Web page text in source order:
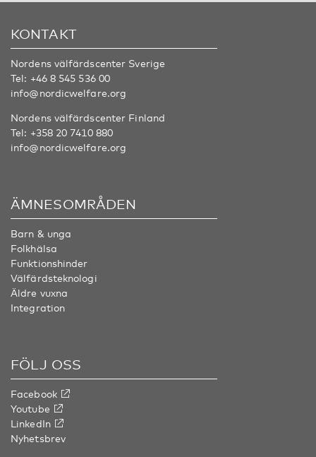
KONTAKT
Nordens välfärdscenter Sverige
Tel: +46 8 545 536 00
info@nordicwelfare.org
Nordens välfärdscenter Finland
Tel: +358 20 7410 880
info@nordicwelfare.org
ÄMNESOMRÅDEN
Barn & unga
Folkhälsa
Funktionshinder
Välfärdsteknologi
Äldre vuxna
Integration
FÖLJ OSS
Facebook
Youtube
LinkedIn
Nyhetsbrev